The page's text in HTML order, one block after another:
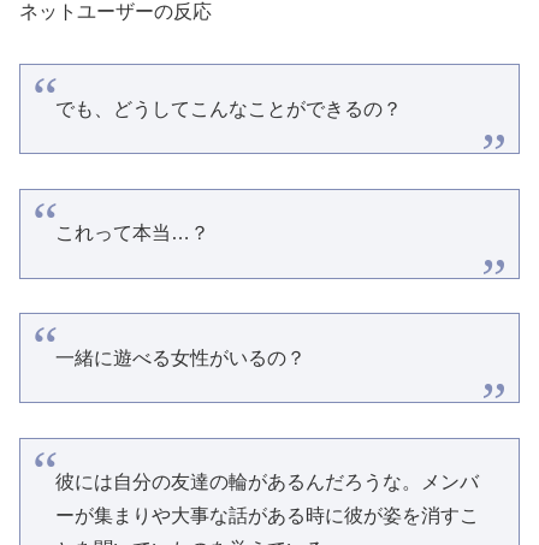
ネットユーザーの反応
でも、どうしてこんなことができるの？
これって本当…？
一緒に遊べる女性がいるの？
彼には自分の友達の輪があるんだろうな。メンバ
ーが集まりや大事な話がある時に彼が姿を消すこ